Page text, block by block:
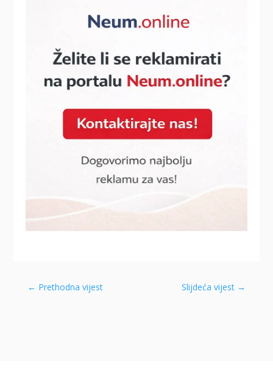
← Prethodna vijest Slijdeća vijest →